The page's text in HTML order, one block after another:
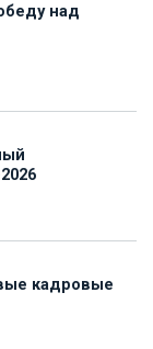
над
кадровые